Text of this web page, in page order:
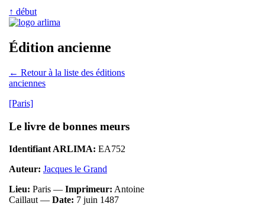
↑ début
Édition ancienne
← Retour à la liste des éditions
anciennes
[Paris]
Le livre de bonnes meurs
Identifiant ARLIMA: EA752
Auteur: Jacques le Grand
Lieu: Paris — Imprimeur: Antoine
Caillaut — Date: 7 juin 1487